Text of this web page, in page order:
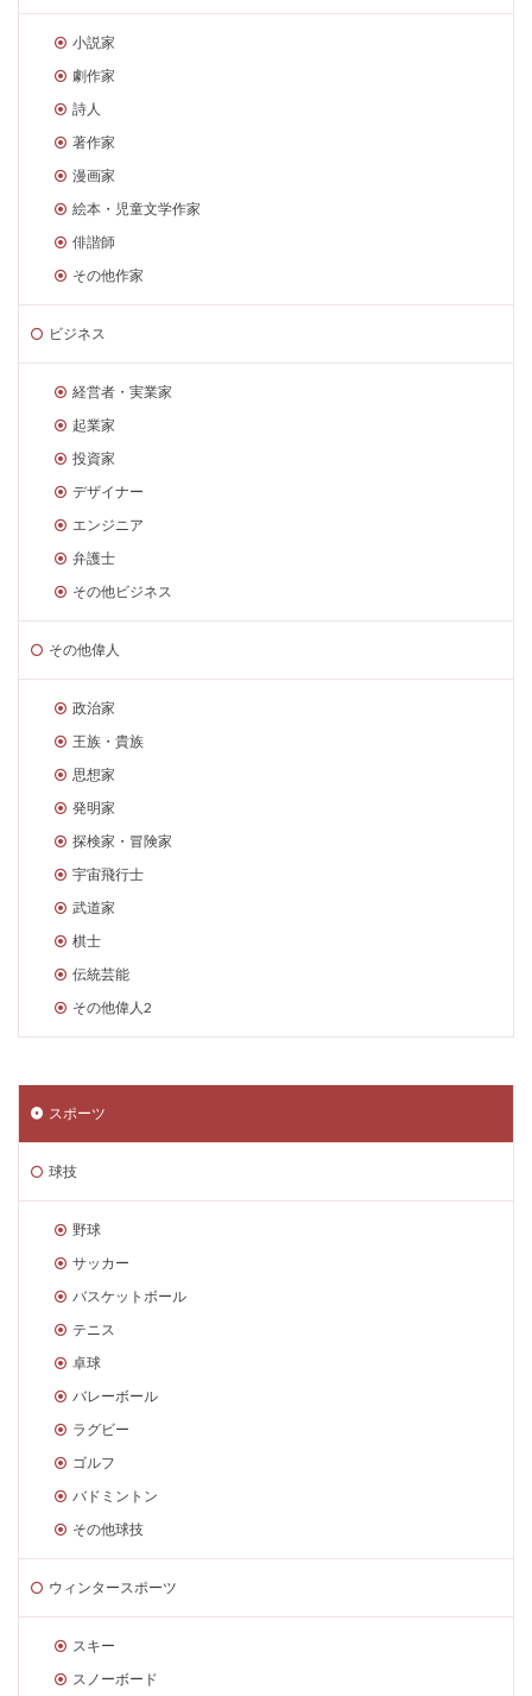
小説家
劇作家
詩人
著作家
漫画家
絵本・児童文学作家
俳諧師
その他作家
ビジネス
経営者・実業家
起業家
投資家
デザイナー
エンジニア
弁護士
その他ビジネス
その他偉人
政治家
王族・貴族
思想家
発明家
探検家・冒険家
宇宙飛行士
武道家
棋士
伝統芸能
その他偉人2
スポーツ
球技
野球
サッカー
バスケットボール
テニス
卓球
バレーボール
ラグビー
ゴルフ
バドミントン
その他球技
ウィンタースポーツ
スキー
スノーボード